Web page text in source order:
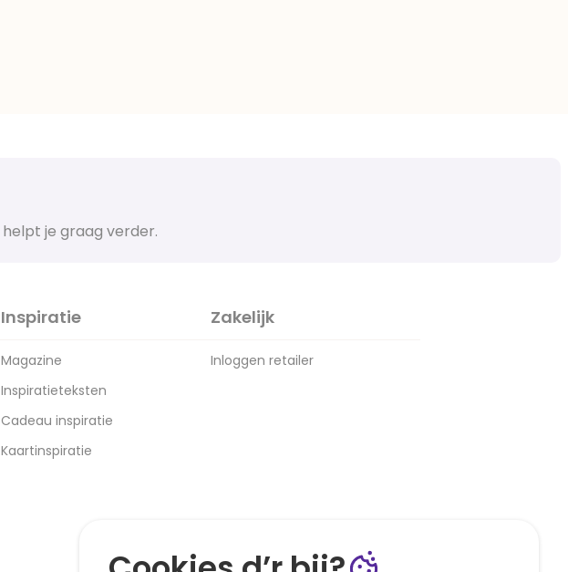
helpt je graag verder.
Inspiratie
Magazine
Inspiratieteksten
Cadeau inspiratie
Kaartinspiratie
Zakelijk
Inloggen retailer